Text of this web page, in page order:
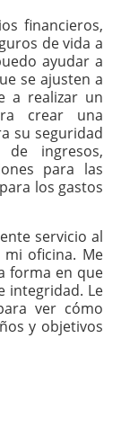
financieros,
de vida a
ayudar a
se ajusten a
a realizar un
crear una
su seguridad
de ingresos,
para las
los gastos
servicio al
oficina. Me
forma en que
integridad. Le
ver cómo
y objetivos